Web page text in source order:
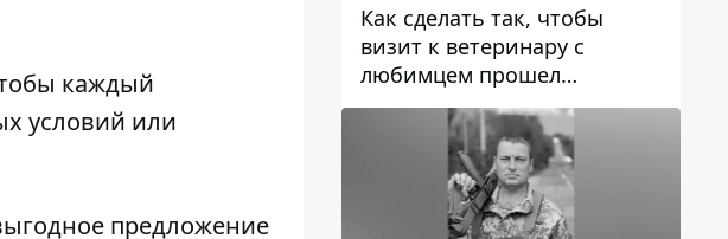
каждый
условий или
предложение
Как сделать так, чтобы
визит к ветеринару с
любимцем прошел
спокойно: простые советы